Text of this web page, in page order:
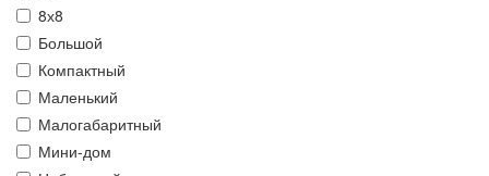
8х8
Большой
Компактный
Маленький
Малогабаритный
Мини-дом